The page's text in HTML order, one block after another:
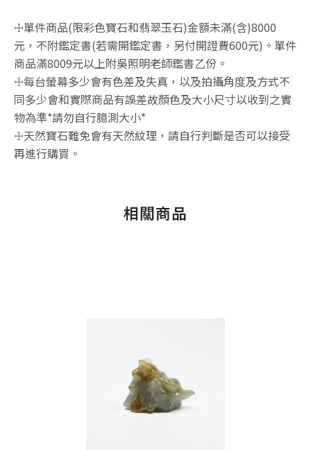
☩單件商品(限彩色寶石和翡翠玉石)金額未滿(含)8000
元，不附鑑定書(若需開鑑定書，另付開證費600元)。單件
商品滿8009元以上附吳照明老師鑑書乙份。
☩每台螢幕多少會有色差及失真，以及拍攝角度及方式不
同多少會和實際商品有誤差故顏色及大小尺寸以收到之實
物為準*請勿自行臆測大小*
☩天然寶石難免會有天然紋理，請自行判斷是否可以接受
再進行購買。
相關商品